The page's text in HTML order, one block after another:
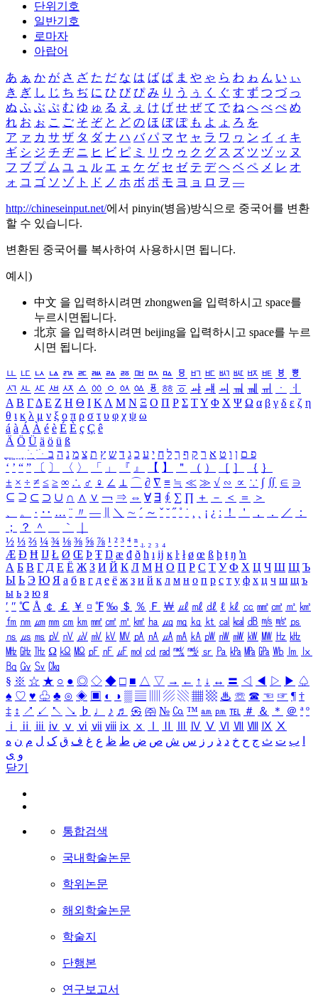
단위기호
일반기호
로마자
아랍어
あ ぁ か が さ ざ た だ な は ば ぱ ま や ゃ ら わ ゎ ん い ぃ
き ぎ し じ ち ぢ に ひ び ぴ み り う ぅ く ぐ す ず つ づ っ
ぬ ふ ぶ ぷ む ゆ ゅ る え ぇ け げ せ ぜ て で ね へ べ ぺ め
れ お ぉ こ ご そ ぞ と ど の ほ ぼ ぽ も よ ょ ろ を
ア ァ カ サ ザ タ ダ ナ ハ バ パ マ ヤ ャ ラ ワ ヮ ン イ ィ キ
ギ シ ジ チ ヂ ニ ヒ ビ ピ ミ リ ウ ゥ ク グ ス ズ ツ ヅ ッ ヌ
フ ブ プ ム ユ ュ ル エ ェ ケ ゲ セ ゼ テ デ ヘ ベ ペ メ レ オ
ォ コ ゴ ソ ゾ ト ド ノ ホ ボ ポ モ ヨ ョ ロ ヲ ―
http://chineseinput.net/에서 pinyin(병음)방식으로 중국어를 변환
할 수 있습니다.
변환된 중국어를 복사하여 사용하시면 됩니다.
예시)
中文 을 입력하시려면 zhongwen을 입력하시고 space를
누르시면됩니다.
北京 을 입력하시려면 beijing을 입력하시고 space를 누르
시면 됩니다.
ㅥ ㅦ ㅧ ㅨ ㅩ ㅪ ㅫ ㅬ ㅭ ㅮ ㅯ ㅰ ㅱ ㅲ ㅳ ㅴ ㅵ ㅶ ㅷ ㅸ
ㅹ
ㅺ ㅻ ㅼ ㅽ ㅾ ㅿ ㆀ ㆁ ㆂ ㆃ ㆄ ㆅ ㆆ ㆇ ㆈ ㆉ ㆊ ㆋ ㆌ ㆍ
ㆎ
Α Β ΓΔ Ε Ζ Η Θ Ι ΚΛ Μ Ν Ξ Ο Π Ρ Σ ΤΥ Φ Χ Ψ Ω α β γ δ ε ζ η
θ ι κ λ μ ν ξ ο π ρ σ τ υ φ χ ψ ω
á à Á À é è É È ç Ç ê
Ä Ö Ü ä ö ü ß
ִֶֹ ֻּ ׁׂ פ ם ן ו ט א ר ק ף ך ל ח י ע כ ג ד ש ץ ת צ מ נ ה ב
‘ ’ “ ” 〔 〕 〈 〉 「 」 『 』 【 】 ＂ （ ） ［ ］ ｛ ｝
± × ÷ ≠ ≤ ≥ ∞ ∴ ♂ ♀ ∠ ⊥ ⌒ ∂ ∇ ≡ ≒ ≪ ≫ √ ∽ ∝ ∵ ∫ ∬ ∈ ∋
⊆ ⊇ ⊂ ⊃ ∪ ∩ ∧ ∨ ￢ ⇒ ⇔ ∀ ∃ ∮ ∑ ∏ ＋ － ＜ ＝
＞
、
。 · ‥ … ¨ 〃 ― ＼ ∼ ´ ～ ˇ ˘ ˝ ˚ ˙ ¸ ¡ ¿ ː ！ ＇ ， ． ／
：
；
？ ＾ ｀
½ ⅓ ⅔ ¼ ¾ ⅛ ⅜ ⅝ ⅞ ¹ ² ³ ⁴ ⁿ ₁ ₂ ₃ ₄
Æ Ð Ħ Ĳ Ł Ø Œ Þ Ŧ Ŋ æ đ ð ħ ı ĳ ĸ ŀ ł ø œ ß þ ŧ ŋ ŉ
А Б В Г Д Е Ё Ж З И Й К Л М Н О П Р С Т У Ф Х Ц Ч Ш Щ Ъ
Ы Ь Э Ю Я а б в г д е ё ж з и й к л м н о п р с т у ф х ц ч ш щ ъ
ы ь э ю я
′ ″ ℃ Å ￠ ￡ ￥ ¤ ℉ ‰ ＄ ％ Ｆ ￦ ㎕ ㎖ ㎗ ℓ ㎘ ㏄ ㎣ ㎤ ㎥ ㎦
㎙ ㎚ ㎛ ㎜ ㎝ ㎞ ㎟ ㎠ ㎡ ㎢ ㏊ ㎍ ㎎ ㎏ ㏏ ㎈ ㎉ ㏈ ㎧ ㎨ ㎰
㎱ ㎲ ㎳ ㎴ ㎵ ㎶ ㎷ ㎸ ㎹ ㎀ ㎁ ㎂ ㎃ ㎄ ㎺ ㎻ ㎽ ㎾ ㎿ ㎐ ㎑
㎒ ㎓ ㎔ Ω ㏀ ㏁ ㎊ ㎋ ㎌ ㏖ ㏅ ㎭ ㎮ ㎯ ㏛ ㎩ ㎪ ㎫ ㎬ ㏝ ㏐
㏓
㏃ ㏉ ㏜ ㏆
§ ※ ☆ ★ ○ ● ◎ ◇ ◆ □ ■ △ ▽ → ← ↑ ↓ ↔ 〓 ◁ ◀ ▷ ▶ ♤
♠ ♡ ♥ ♧ ♣ ⊙ ◈ ▣ ◐ ◑ ▒ ▤ ▨ ▧ ▦ ▩ ♨ ☏ ☎ ☜ ☞ ¶ †
‡ ↕ ↗ ↙ ↖ ↘ ♭ ♩ ♪ ♬ ㉿ ㈜ № ㏇ ™ ㏂ ㏘ ℡ ＃ ＆ ＊ ＠ ª º
ⅰ
ⅱ ⅲ ⅳ ⅴ ⅵ ⅶ ⅷ ⅸ ⅹ Ⅳ Ⅴ Ⅵ Ⅶ Ⅷ Ⅸ Ⅹ
ب ت ث ج ح خ د ذ ر ز س ش ص ض ط ظ ع غ ف ق ک ل م ن ه
و ی
닫기
통합검색
국내학술논문
학위논문
해외학술논문
학술지
단행본
연구보고서